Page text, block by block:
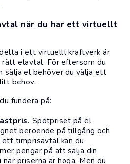
när du har ett virtuellt
i ett virtuellt kraftverk är
rättelavtal. För eftersom du
sälja el behöver du välja ett
behov.
fundera på:
Spotpriset på el
beroende på tillgång och
timprisavtal kan du
pengar på att sälja din
priserna är höga. Men du